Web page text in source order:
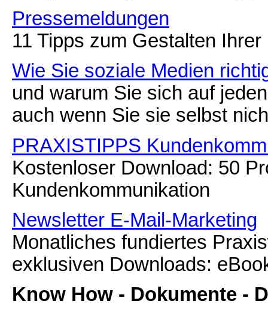
Pressemeldungen
11 Tipps zum Gestalten
Wie Sie soziale Medien
und warum Sie sich auf
auch wenn Sie sie selbst
PRAXISTIPPS
Kostenloser Download: 50
Kundenkommunikation
Newsletter E-Mail-Marketing
Monatliches fundiertes
exklusiven Downloads:
Know How - Dokumente -